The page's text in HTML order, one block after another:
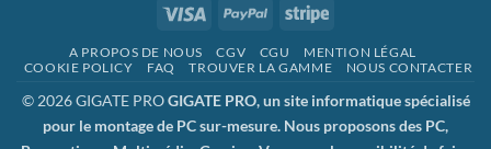
Visa PayPal Stripe
A PROPOS DE NOUS CGV CGU
MENTION LÉGAL
COOKIE POLICY
FAQ TROUVER LA GAMME NOUS CONTACTER
© 2026 GIGATE PROGIGATE PRO, un site informatique spécialisé
pour le montage de PC sur-mesure. Nous proposons des PC,